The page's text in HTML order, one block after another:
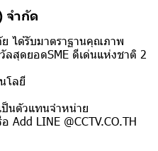
จำกัด
ได้รับมาตราฐานคุณภาพ
ลสุดยอดSME ดีเด่นแห่งชาติ 2
โลยี
ป็นตัวแทนจำหน่าย
LINE @CCTV.CO.TH